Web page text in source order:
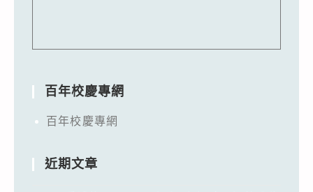
百年校慶專網
百年校慶專網
近期文章